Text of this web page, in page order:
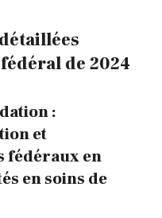
de 2024
:
et
fédéraux en
en soins de